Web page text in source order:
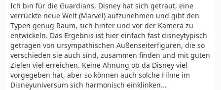
Ich bin für die Guardians, Disney hat sich getraut, eine
verrückte neue Welt (Marvel) aufzunehmen und gibt den
Typen genug Raum, sich hinter und vor der Kamera zu
entwickeln. Das Ergebnis ist hier einfach fast disneytypisch
getragen von ursympathischen Außenseiterfiguren, die so
verschieden sie auch sind, zusammen finden und mit guten
Zielen viel erreichen. Keine Ahnung ob da Disney viel
vorgegeben hat, aber so können auch solche Filme im
Disneyuniversum sich harmonisch einklinken...